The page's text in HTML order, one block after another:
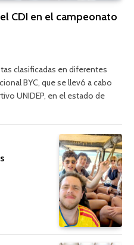
CDI en el campeonato
clasificadas en diferentes
BYC, que se llevó a cabo
UNIDEP, en el estado de